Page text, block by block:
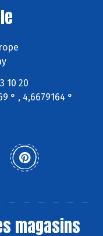
10 20
° , 4,6679164 °
magasins